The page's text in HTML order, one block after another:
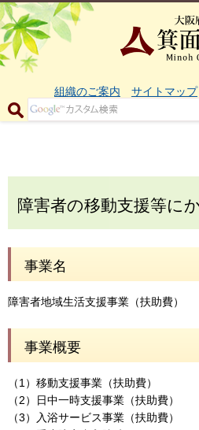
組織のご案内 サイトマップ
障害者の移動支援等に
事業名
障害者地域生活支援事業（扶助費）
事業概要
（1）移動支援事業（扶助費）
（2）日中一時支援事業（扶助費）
（3）入浴サービス事業（扶助費）